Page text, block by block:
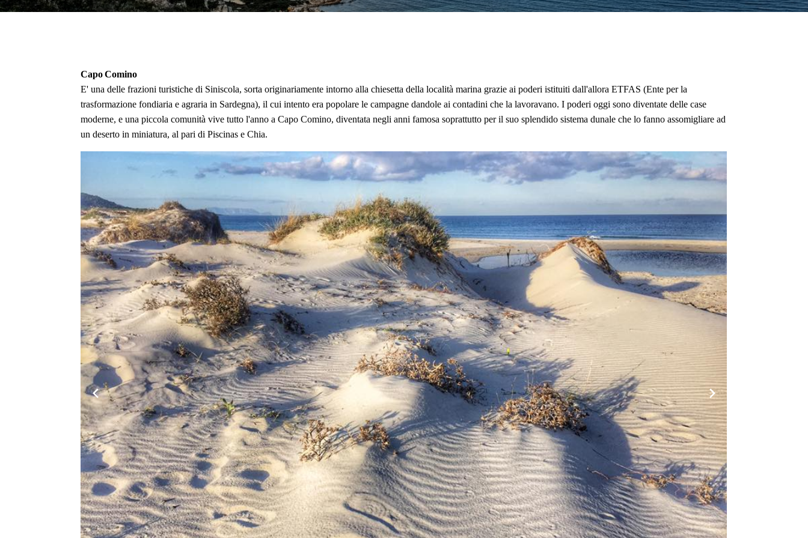
FARMACIE
Capo Comino
E' una delle frazioni turistiche di Siniscola, sorta originariamente intorno alla chiesetta della località marina grazie ai poderi istituiti dall'allora ETFAS (Ente per la
trasformazione fondiaria e agraria in Sardegna), il cui intento era popolare le campagne dandole ai contadini che la lavoravano. I poderi oggi sono diventate delle case
moderne, e una piccola comunità vive tutto l'anno a Capo Comino, diventata negli anni famosa soprattutto per il suo splendido sistema dunale che lo fanno assomigliare ad
un deserto in miniatura, al pari di Piscinas e Chia.